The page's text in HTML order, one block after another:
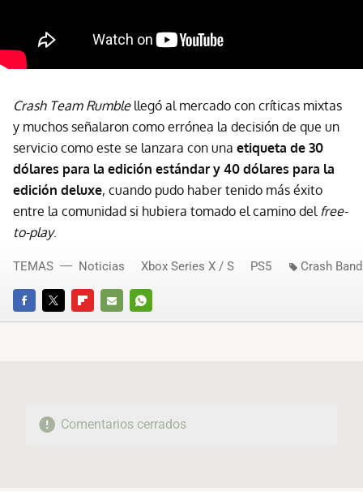
Crash Team Rumblellegó al mercado con críticas mixtas
y muchos señalaron como errónea la decisión de que un
servicio como este se lanzara con una etiqueta de 30
dólares para la edición estándar y 40 dólares para la
edición deluxe, cuando pudo haber tenido más éxito
entre la comunidad si hubiera tomado el camino del free-
to-play.
FACEBOOKTWITTERFLIPBOARD
E-
WHATSAPP
TEMAS Noticias Xbox Series X / S PS5 Crash
Comentarios cerrados